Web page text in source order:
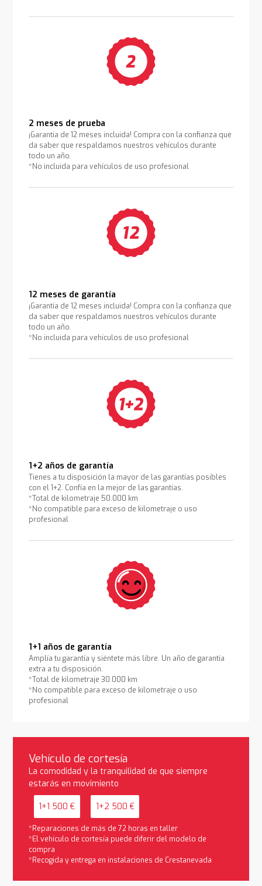
2 meses de prueba
¡Garantía de 12 meses incluida! Compra con la confianza que
da saber que respaldamos nuestros vehículos durante
todo un año.
*No incluida para vehículos de uso profesional
12 meses de garantía
¡Garantía de 12 meses incluida! Compra con la confianza que
da saber que respaldamos nuestros vehículos durante
todo un año.
*No incluida para vehículos de uso profesional
1+2 años de garantía
Tienes a tu disposición la mayor de las garantías posibles
con el 1+2. Confía en la mejor de las garantías.
*Total de kilometraje 50.000 km
*No compatible para exceso de kilometraje o uso
profesional
1+1 años de garantía
Amplía tu garantía y siéntete más libre. Un año de garantía
extra a tu disposición.
*Total de kilometraje 30.000 km
*No compatible para exceso de kilometraje o uso
profesional
Vehículo de cortesía
La comodidad y la tranquilidad de que siempre
estarás en movimiento
1+1 500 € 1+2 500 €
*Reparaciones de más de 72 horas en taller
*El vehículo de cortesía puede diferir del modelo de
compra
*Recogida y entrega en instalaciones de Crestanevada